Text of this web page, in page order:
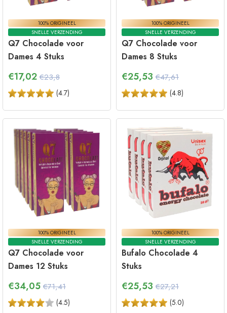
100% ORIGINEEL
SNELLE VERZENDING
Q7 Chocolade voor
Dames 4 Stuks
€17,02 €23,8
(4.7)
100% ORIGINEEL
SNELLE VERZENDING
Q7 Chocolade voor
Dames 8 Stuks
€25,53 €47,61
(4.8)
100% ORIGINEEL
SNELLE VERZENDING
Q7 Chocolade voor
Dames 12 Stuks
€34,05 €71,41
(4.5)
100% ORIGINEEL
SNELLE VERZENDING
Bufalo Chocolade 4
Stuks
€25,53 €27,21
(5.0)